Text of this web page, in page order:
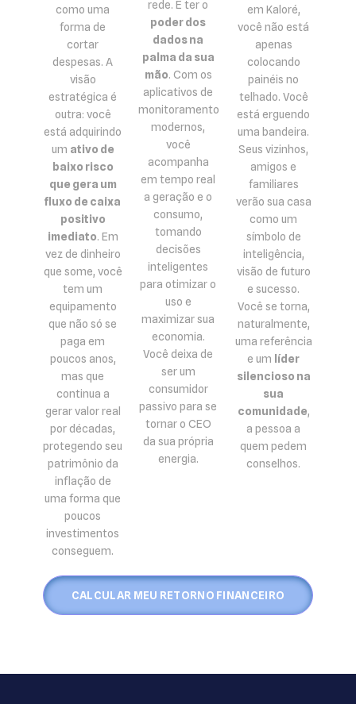
como uma
forma de
cortar
despesas. A
visão
estratégica é
outra: você
está adquirindo
um ativo de
baixo risco
que gera um
fluxo de caixa
positivo
imediato. Em
vez de dinheiro
que some, você
tem um
equipamento
que não só se
paga em
poucos anos,
mas que
continua a
gerar valor real
por décadas,
protegendo seu
patrimônio da
inflação de
uma forma que
poucos
investimentos
conseguem.
rede. É ter o
poder dos
dados na
palma da sua
mão. Com os
aplicativos de
monitoramento
modernos,
você
acompanha
em tempo real
a geração e o
consumo,
tomando
decisões
inteligentes
para otimizar o
uso e
maximizar sua
economia.
Você deixa de
ser um
consumidor
passivo para se
tornar o CEO
da sua própria
energia.
em Kaloré,
você não está
apenas
colocando
painéis no
telhado. Você
está erguendo
uma bandeira.
Seus vizinhos,
amigos e
familiares
verão sua casa
como um
símbolo de
inteligência,
visão de futuro
e sucesso.
Você se torna,
naturalmente,
uma referência
e um líder
silencioso na
sua
comunidade,
a pessoa a
quem pedem
conselhos.
CALCULAR MEU RETORNO FINANCEIRO